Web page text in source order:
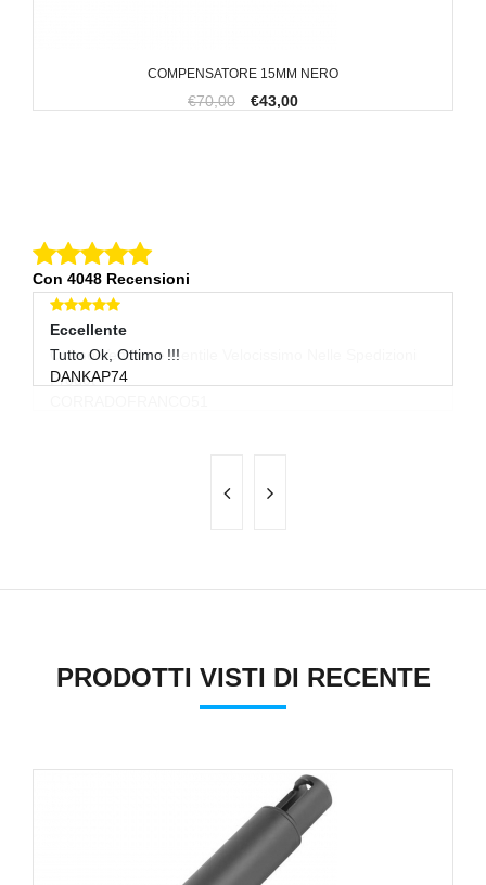
COMPENSATORE 15MM NERO
€70,00 €43,00
Con 4048 Recensioni
Eccellente
Tutto Ok, Ottimo !!!
DANKAP74
PRODOTTI VISTI DI RECENTE